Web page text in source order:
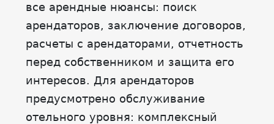
все арендные нюансы: поиск
арендаторов, заключение договоров,
расчеты с арендаторами, отчетность
перед собственником и защита его
интересов. Для арендаторов
предусмотрено обслуживание
отельного уровня: комплексный